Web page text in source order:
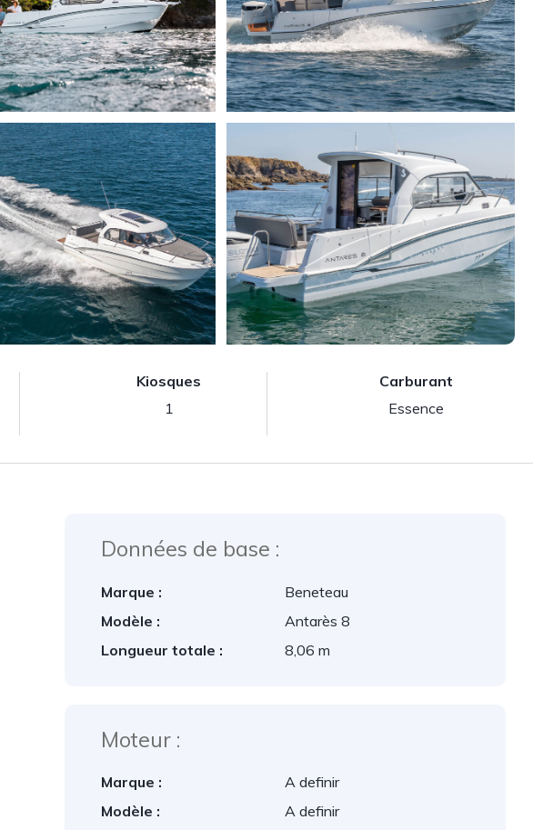
Kiosques
1
Carburant
Essence
Données de base :
Marque :
Beneteau
Modèle :
Antarès 8
Longueur totale :
8,06 m
Moteur :
Marque :
A definir
Modèle :
A definir